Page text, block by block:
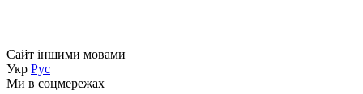
Сайт іншими мовами
Укр Рус
Ми в соцмережах